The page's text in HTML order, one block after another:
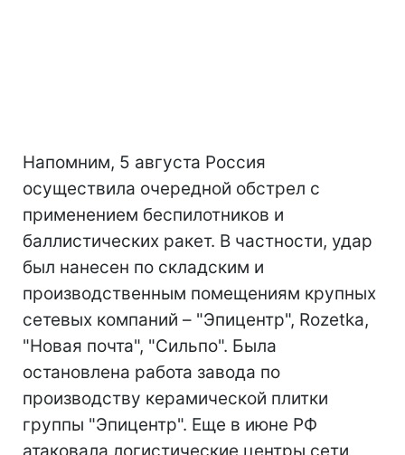
Напомним, 5 августа Россия
осуществила очередной обстрел с
применением беспилотников и
баллистических ракет. В частности, удар
был нанесен по складским и
производственным помещениям крупных
сетевых компаний – "Эпицентр", Rozetka,
"Новая почта", "Сильпо". Была
остановлена работа завода по
производству керамической плитки
группы "Эпицентр". Еще в июне РФ
атаковала логистические центры сети